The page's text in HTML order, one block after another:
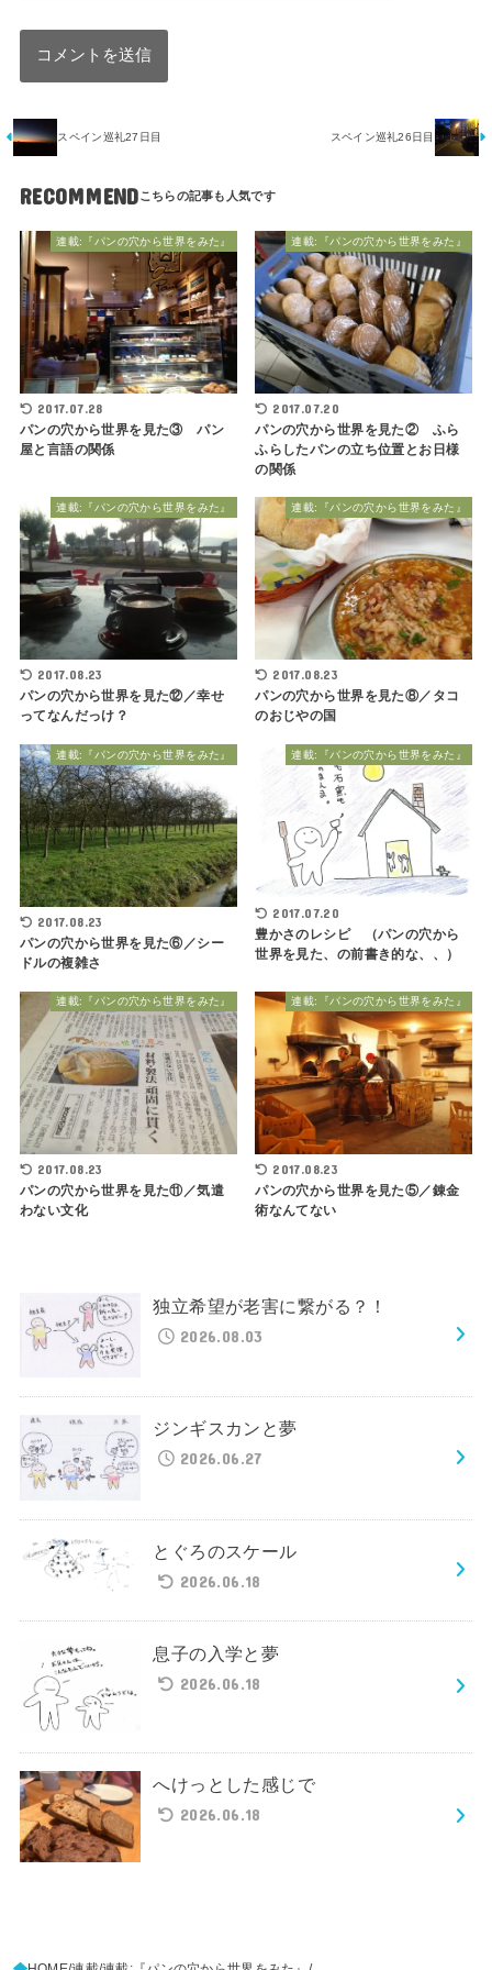
スペイン巡礼27日目 スペイン巡礼26日目
RECOMMEND
連載:『パンの穴から世界をみた』
2017.07.28
パンの穴から世界を見た③ パン
屋と言語の関係
連載:『パンの穴から世界をみた』
2017.07.20
パンの穴から世界を見た② ふら
ふらしたパンの立ち位置とお日様
の関係
連載:『パンの穴から世界をみた』
2017.08.23
パンの穴から世界を見た⑫／幸せ
ってなんだっけ？
連載:『パンの穴から世界をみた』
2017.08.23
パンの穴から世界を見た⑧／タコ
のおじやの国
連載:『パンの穴から世界をみた』
2017.08.23
パンの穴から世界を見た⑥／シー
ドルの複雑さ
連載:『パンの穴から世界をみた』
2017.07.20
豊かさのレシピ （パンの穴から
世界を見た、の前書き的な、、）
連載:『パンの穴から世界をみた』
2017.08.23
パンの穴から世界を見た⑪／気遣
わない文化
連載:『パンの穴から世界をみた』
2017.08.23
パンの穴から世界を見た⑤／錬金
術なんてない
独立希望が老害に繋がる？！
2026.08.03
ジンギスカンと夢
2026.06.27
とぐろのスケール
2026.06.18
息子の入学と夢
2026.06.18
へけっとした感じで
2026.06.18